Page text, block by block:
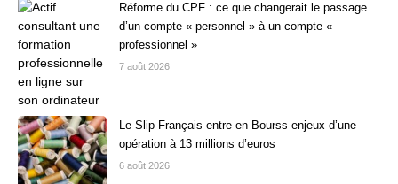
Réforme du CPF : ce que changerait le passage
d’un compte « personnel » à un compte «
professionnel »
7 août 2026
Le Slip Français entre en Bourss enjeux d’une
opération à 13 millions d’euros
6 août 2026